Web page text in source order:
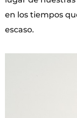
en los tiempos
escaso.